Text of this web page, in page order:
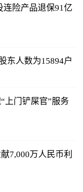
连险产品退保91亿
东人数为15894户
上门铲屎官”服务
7,000万人民币利